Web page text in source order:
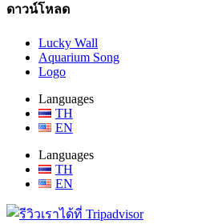
ดาวน์โหลด
Lucky Wall
Aquarium Song
Logo
Languages
TH
EN
Languages
TH
EN